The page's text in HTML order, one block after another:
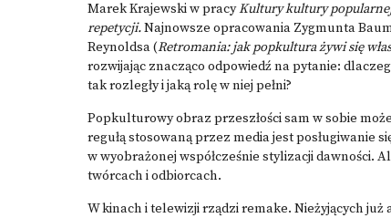
Marek Krajewski w pracyKultury kultury
repetycji.Najnowsze opracowania Zygmunta
Reynoldsa (Retromania: jak popkultura żywi się
rozwijając znacząco odpowiedź na pytanie:
tak rozległy i jaką rolę w niej pełni?
Popkulturowy obraz przeszłości sam w sobie
regułą stosowaną przez media jest posługiwanie
w wyobrażonej współcześnie stylizacji dawności.
twórcach i odbiorcach.
W kinach i telewizji rządzi remake. Nieżyjących